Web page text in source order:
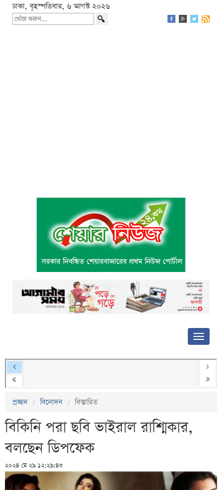
ঢাকা, বৃহস্পতিবার, ৬ আগস্ট ২০২৬
প্রচ্ছদ বিনোদন বিস্তারিত
বিকিনি পরা ছবি ভাইরাল রাশ্মিকার,
বলছেন ডিপফেক
২০২৪ মে ২৯ ১২:২৯:৪৩